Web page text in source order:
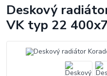
Deskový
VK typ 22